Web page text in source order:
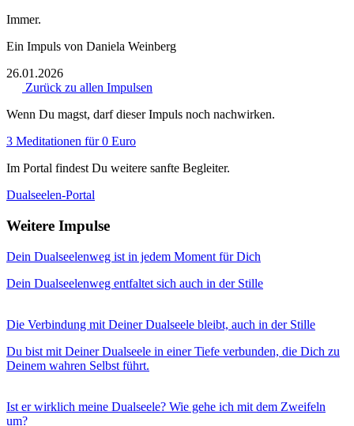
Immer.
Ein Impuls von Daniela Weinberg
26.01.2026
Zurück zu allen Impulsen
Wenn Du magst, darf dieser Impuls noch nachwirken.
3 Meditationen für 0 Euro
Im Portal findest Du weitere sanfte Begleiter.
Dualseelen-Portal
Weitere Impulse
Dein Dualseelenweg ist in jedem Moment für Dich
Dein Dualseelenweg entfaltet sich auch in der Stille
Die Verbindung mit Deiner Dualseele bleibt, auch in der Stille
Du bist mit Deiner Dualseele in einer Tiefe verbunden, die Dich zu
Deinem wahren Selbst führt.
Ist er wirklich meine Dualseele? Wie gehe ich mit dem Zweifeln
um?